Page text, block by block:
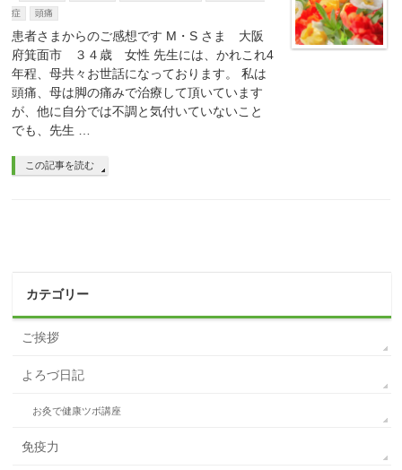
症
頭痛
患者さまからのご感想です M・S さま 大阪
府箕面市 ３４歳 女性 先生には、かれこれ4
年程、母共々お世話になっております。 私は
頭痛、母は脚の痛みで治療して頂いています
が、他に自分では不調と気付いていないこと
でも、先生 …
この記事を読む
カテゴリー
ご挨拶
よろづ日記
お灸で健康ツボ講座
免疫力